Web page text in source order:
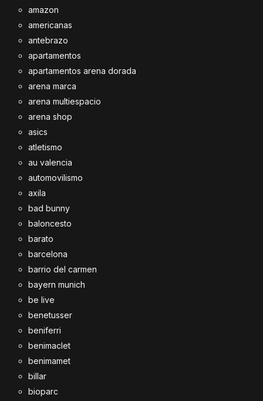
amazon
americanas
antebrazo
apartamentos
apartamentos arena dorada
arena marca
arena multiespacio
arena shop
asics
atletismo
au valencia
automovilismo
axila
bad bunny
baloncesto
barato
barcelona
barrio del carmen
bayern munich
be live
benetusser
beniferri
benimaclet
benimamet
billar
bioparc